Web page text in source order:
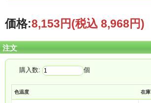
価格:8,153円(税込 8,968円)
注文
購入数: 個
色温度 在庫